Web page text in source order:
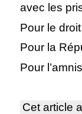
avec les
Pour le
Pour la
Pour
Cet article